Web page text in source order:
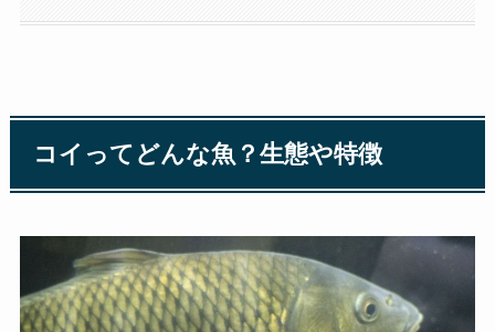
コイってどんな魚？生態や特徴